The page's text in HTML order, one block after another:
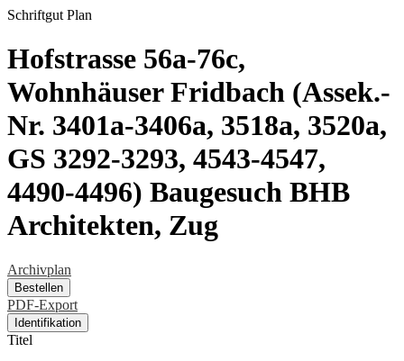
Schriftgut Plan
Hofstrasse 56a-76c,
Wohnhäuser Fridbach (Assek.-
Nr. 3401a-3406a, 3518a, 3520a,
GS 3292-3293, 4543-4547,
4490-4496) Baugesuch BHB
Architekten, Zug
Archivplan
Bestellen
PDF-Export
Identifikation
Titel